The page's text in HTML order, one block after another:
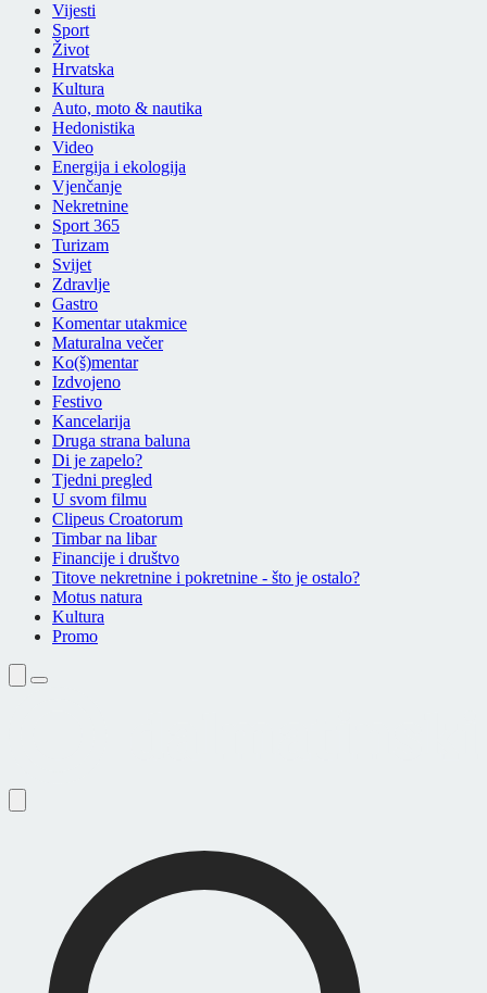
Vijesti
Sport
Život
Hrvatska
Kultura
Auto, moto & nautika
Hedonistika
Video
Energija i ekologija
Vjenčanje
Nekretnine
Sport 365
Turizam
Svijet
Zdravlje
Gastro
Komentar utakmice
Maturalna večer
Ko(š)mentar
Izdvojeno
Festivo
Kancelarija
Druga strana baluna
Di je zapelo?
Tjedni pregled
U svom filmu
Clipeus Croatorum
Timbar na libar
Financije i društvo
Titove nekretnine i pokretnine - što je ostalo?
Motus natura
Kultura
Promo